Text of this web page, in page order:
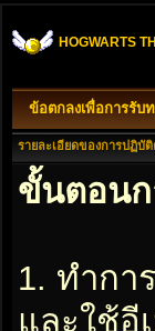
HOGWARTS
ข้อตกลงเพื่อการรับ
รายละเอียดของการปฏิบัติ
ขั้นตอน
1. ทำกา
และใช้อี